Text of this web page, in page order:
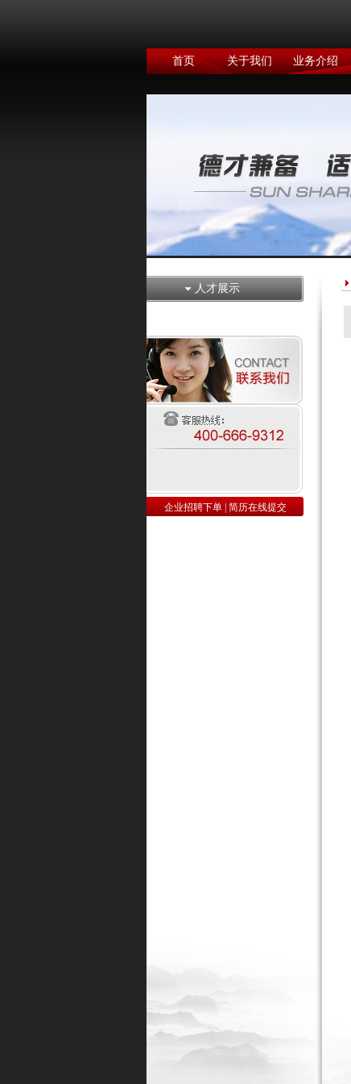
首页 关于我们 业务介绍
人才展示
企业招聘下单 简历在线提交